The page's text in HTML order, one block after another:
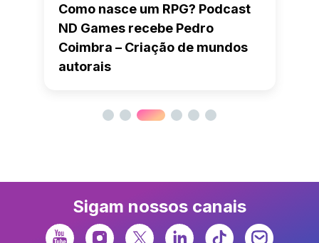
Como nasce um RPG? Podcast
ND Games recebe Pedro
Coimbra – Criação de mundos
autorais
Sigam nossos canais